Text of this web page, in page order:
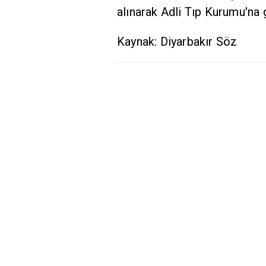
alınarak Adli Tıp
Kaynak: Diyarbakır Söz